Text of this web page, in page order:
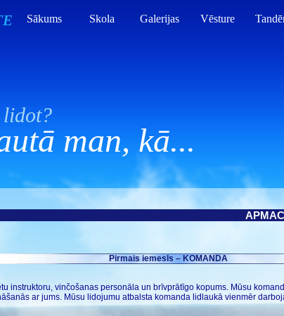
Sākums Skola Galerijas Vēsture
man, kā...
Pirmais iemesls – KOMANDA
instruktoru, vinčošanas personāla un brīvprātīgo kopums. Mūsu
ar jums. Mūsu lidojumu atbalsta komanda lidlaukā vienmēr